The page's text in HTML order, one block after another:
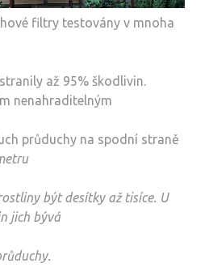
filtry testovány v mnoha
až 95% škodlivin.
nenahraditelným
průduchy na spodní straně
být desítky až tisíce. U
jich bývá